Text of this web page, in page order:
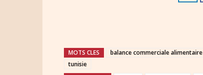
MOTS CLES balance commerciale alimentaire
tunisie